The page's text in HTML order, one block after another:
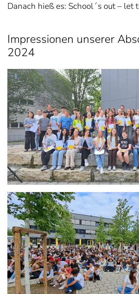
Danach hieß es: School´s out – let
Impressionen unserer
2024